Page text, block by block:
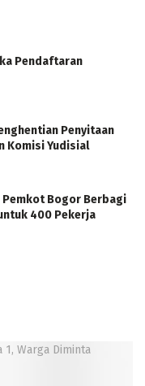
Pendaftaran
Penyitaan
Komisi Yudisial
Pemkot Bogor Berbagi
400 Pekerja